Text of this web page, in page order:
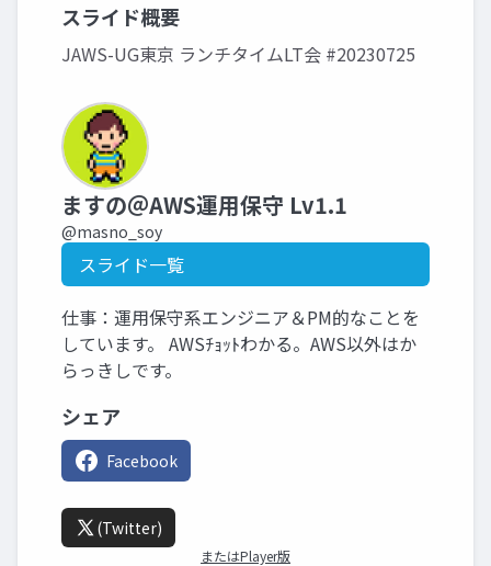
スライド概要
JAWS-UG東京 ランチタイムLT会 #20230725
ますの＠AWS運用保守 Lv1.1
@masno_soy
スライド一覧
仕事：運用保守系エンジニア＆PM的なことを
しています。 AWSﾁｮｯﾄわかる。AWS以外はか
らっきしです。
シェア
Facebook
(Twitter)
またはPlayer版